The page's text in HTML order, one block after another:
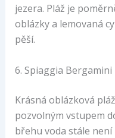
jezera. Pláž je
oblázky a lemovaná
pěší.
6. Spiaggia Bergamini
Krásná oblázková
pozvolným vstupem
břehu voda stále